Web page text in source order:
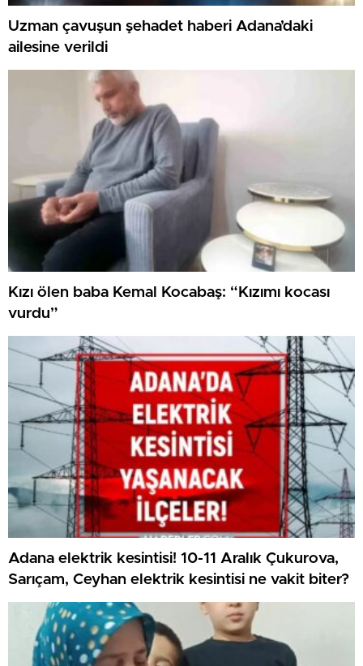
Uzman çavuşun şehadet haberi Adana’daki
ailesine verildi
Kızı ölen baba Kemal Kocabaş: “Kızımı kocası
vurdu”
Adana elektrik kesintisi! 10-11 Aralık Çukurova,
Sarıçam, Ceyhan elektrik kesintisi ne vakit biter?